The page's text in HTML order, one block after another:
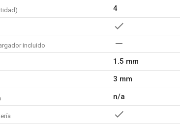
4
incluido
1.5 mm
3 mm
n/a